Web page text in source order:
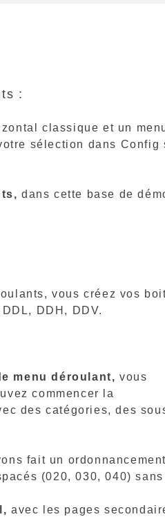
:
classique et un
sélection dans Config
dans cette base de
vous créez vos
DDH, DDV.
menu déroulant, vous
commencer la
des catégories, des
fait un
(020, 030, 040)
avec les pages